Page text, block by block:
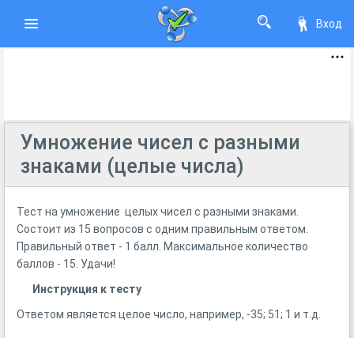
Вход
Умножение чисел с разными
знаками (целые числа)
Тест на умножение целых чисел с разными знаками.
Состоит из 15 вопросов с одним правильным ответом.
Правильный ответ - 1 балл. Максимальное количество
баллов - 15. Удачи!
Инструкция к тесту
Ответом является целое число, например, -35; 51; 1 и т.д.